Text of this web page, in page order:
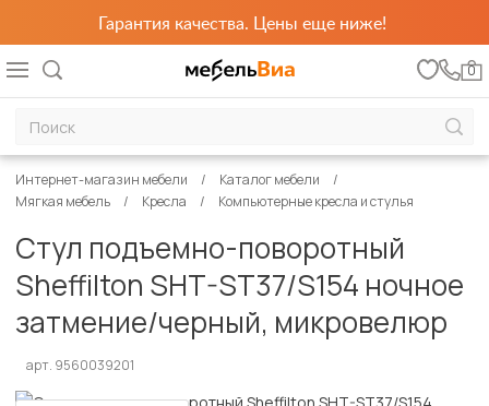
Гарантия качества. Цены еще ниже!
0
Интернет-магазин мебели
Каталог мебели
Мягкая мебель
Кресла Компьютерные кресла и стулья
Стул подъемно-поворотный
Sheffilton SHT-ST37/S154 ночное
затмение/черный, микровелюр
арт. 9560039201